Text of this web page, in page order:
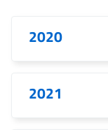
2020
2021